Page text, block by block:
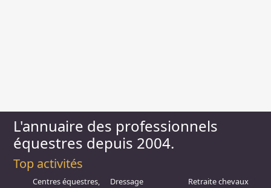
L'annuaire des professionnels
équestres depuis 2004.
Top activités
Centres équestres,
Dressage
Retraite chevaux